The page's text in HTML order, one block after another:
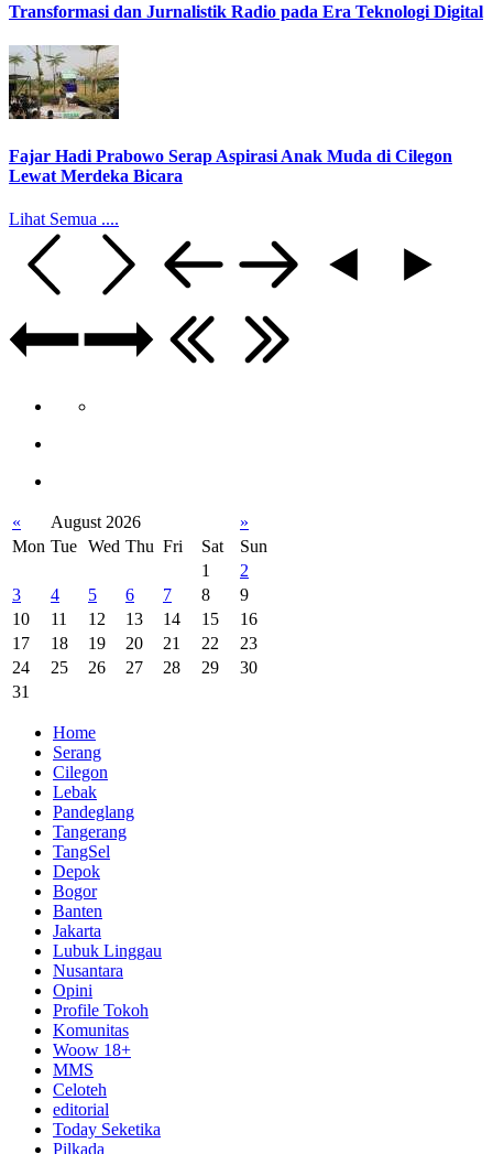
Transformasi dan Jurnalistik Radio pada Era Teknologi Digital
Fajar Hadi Prabowo Serap Aspirasi Anak Muda di Cilegon
Lewat Merdeka Bicara
Lihat Semua ....
« August 2026
»
Mon Tue Wed Thu Fri Sat
Sun
1
2
3
4 5 6 7 8
9
10
11 12 13 14 15
16
17
18 19 20 21 22
23
24
25 26 27 28 29
30
31
Home
Serang
Cilegon
Lebak
Pandeglang
Tangerang
TangSel
Depok
Bogor
Banten
Jakarta
Lubuk Linggau
Nusantara
Opini
Profile Tokoh
Komunitas
Woow 18+
MMS
Celoteh
editorial
Today Seketika
Pilkada